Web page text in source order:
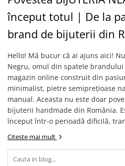
Coliere Transparente cu Cruce
Coliere Transparente cu Stea
Coliere Transparente cu Soare
Coliere Transparente cu Zodii
Coliere Transparente cu Perle
Coliere Transparente cu Initiale
Coliere Transparente cu Flori
Coliere Transparente cu Animale
Coliere Transparente cu Molecule
Coliere Transparente cu Pietre
Coliere Transparente Diverse
Brățări din Argint cu pietre
semiprețioase
Brățări elastice cu pietre
semiprețioase
început totul | De la
brand de bijuterii din
Hello! Mă bucur că ai ajuns aici!
Negru, omul din spatele brandului
magazin online construit din
minimalist, pietre semiprețioase
manual. Aceasta nu este doar
bijuterii handmade din România.
început într-o perioadă dificilă,
Citeste mai mult